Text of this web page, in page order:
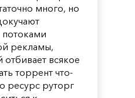
много, но
рекламы,
всякое
торрент что-
ресурс руторг